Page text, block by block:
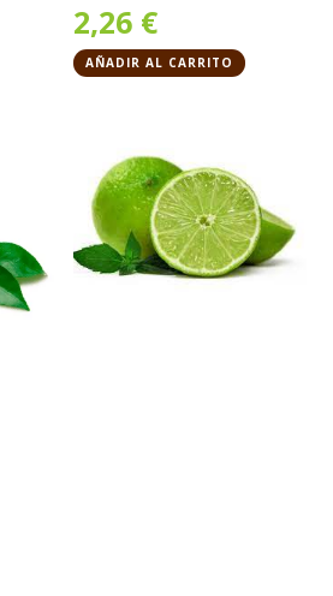
2,26 €
AÑADIR AL CARRITO